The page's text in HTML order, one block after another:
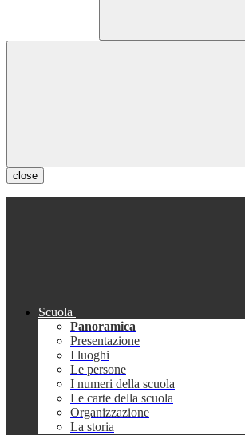
close
Scuola
Panoramica
Presentazione
I luoghi
Le persone
I numeri della scuola
Le carte della scuola
Organizzazione
La storia